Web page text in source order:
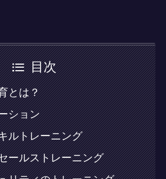
目次
とは？
ション
ルトレーニング
ールストレーニング